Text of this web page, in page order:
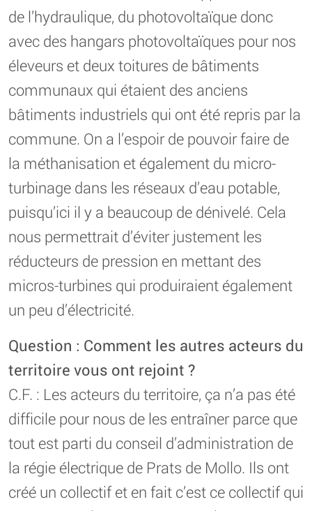
de l’hydraulique, du photovoltaïque donc
avec des hangars photovoltaïques pour nos
éleveurs et deux toitures de bâtiments
communaux qui étaient des anciens
bâtiments industriels qui ont été repris par la
commune. On a l’espoir de pouvoir faire de
la méthanisation et également du micro-
turbinage dans les réseaux d’eau potable,
puisqu’ici il y a beaucoup de dénivelé. Cela
nous permettrait d’éviter justement les
réducteurs de pression en mettant des
micros-turbines qui produiraient également
un peu d’électricité.
Question : Comment les autres acteurs du
territoire vous ont rejoint ?
C.F. : Les acteurs du territoire, ça n’a pas été
difficile pour nous de les entraîner parce que
tout est parti du conseil d’administration de
la régie électrique de Prats de Mollo. Ils ont
créé un collectif et en fait c’est ce collectif qui